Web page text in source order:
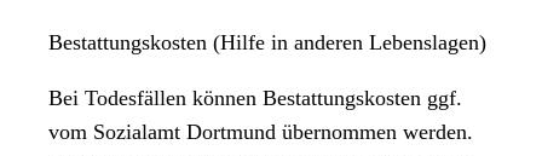
Bestattungskosten (Hilfe in anderen Lebenslagen)
Bei Todesfällen können Bestattungskosten ggf.
vom Sozialamt Dortmund übernommen werden.